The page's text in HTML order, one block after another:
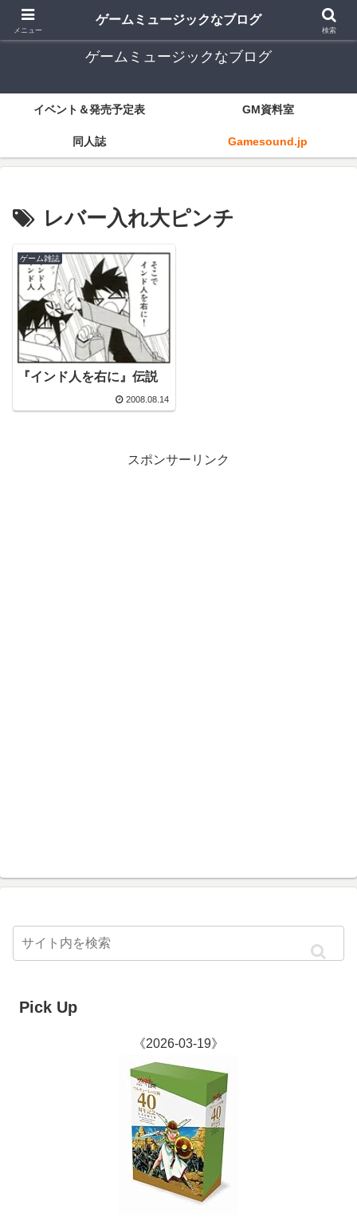
ゲーム音楽とレトロゲー中心
ゲームミュージックなブログ
イベント＆発売予定表 GM資料室
同人誌 Gamesound.jp
レバー入れ大ピンチ
ゲーム雑誌
『インド人を右に』伝説
2008.08.14
スポンサーリンク
Pick Up
《2026-03-19》
メニュー
ゲームミュージックなブログ
検索